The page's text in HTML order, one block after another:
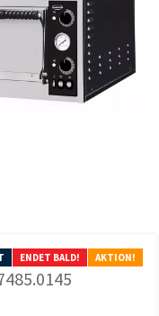
ENDET BALD! AKTION!